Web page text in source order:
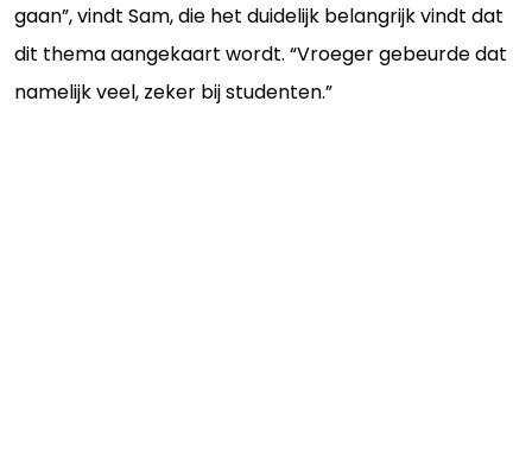
gaan”, vindt Sam, die het duidelijk belangrijk vindt dat
dit thema aangekaart wordt. “Vroeger gebeurde dat
namelijk veel, zeker bij studenten.”